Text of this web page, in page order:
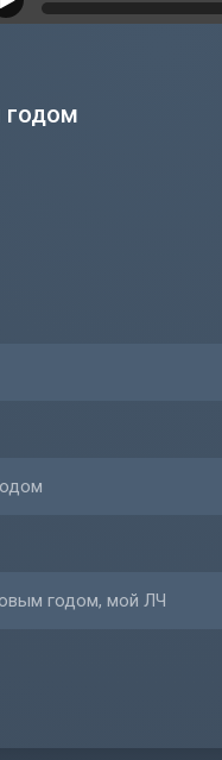
годом
годом, мой ЛЧ